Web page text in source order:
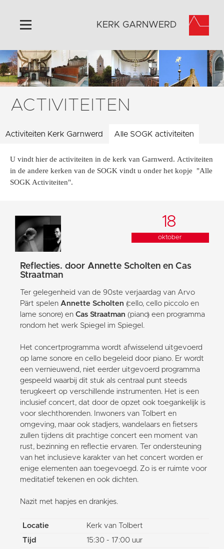
Home
Algemeen
Historie
Activiteiten
Foto's
Doneer
KERK GARNWERD
ACTIVITEITEN
Activiteiten Kerk Garnwerd Alle SOGK activiteiten
U vindt hier de activiteiten in de kerk van Garnwerd. Activiteiten
in de andere kerken van de SOGK vindt u onder het kopje "Alle
SOGK Activiteiten".
18
oktober
Reflecties. door Annette Scholten en Cas
Straatman
Ter gelegenheid van de 90ste verjaardag van Arvo
Pärt spelen Annette Scholten (cello, cello piccolo en
lame sonore) en Cas Straatman (piano) een programma
rondom het werk Spiegel im Spiegel.
Het concertprogramma wordt afwisselend uitgevoerd
op lame sonore en cello begeleid door piano. Er wordt
een vernieuwend, niet eerder uitgevoerd programma
gespeeld waarbij dit stuk als centraal punt steeds
terugkeert op verschillende instrumenten. Het is een
inclusief concert, dat door de opzet ook toegankelijk is
voor slechthorenden. Inwoners van Tolbert en
omgeving, maar ook stadjers, wandelaars en fietsers
zullen tijdens dit prachtige concert een moment van
rust, bezinning en reflectie ervaren. Ter ondersteuning
van het inclusieve karakter van het concert worden er
enige elementen aan toegevoegd. Zo is er ruimte voor
meditatief tekenen en ook dichten.
Nazit met hapjes en drankjes.
Locatie
Kerk van Tolbert
Tijd
15:30 - 17:00 uur